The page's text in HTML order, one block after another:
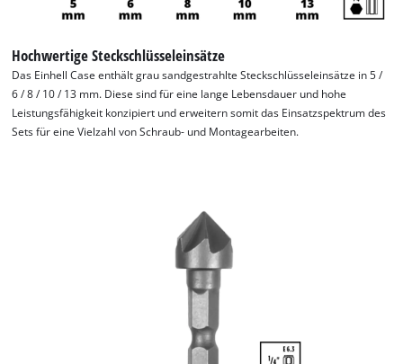
Hochwertige Steckschlüsseleinsätze
Das Einhell Case enthält grau sandgestrahlte Steckschlüsseleinsätze in 5 /
6 / 8 / 10 / 13 mm. Diese sind für eine lange Lebensdauer und hohe
Leistungsfähigkeit konzipiert und erweitern somit das Einsatzspektrum des
Sets für eine Vielzahl von Schraub- und Montagearbeiten.